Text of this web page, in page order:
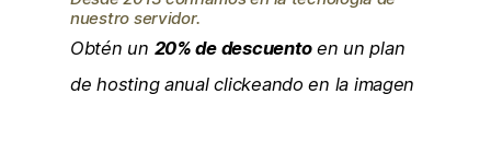
nuestro servidor.
Obtén un 20% de descuentoen un plan
de hosting anual clickeando en la imagen